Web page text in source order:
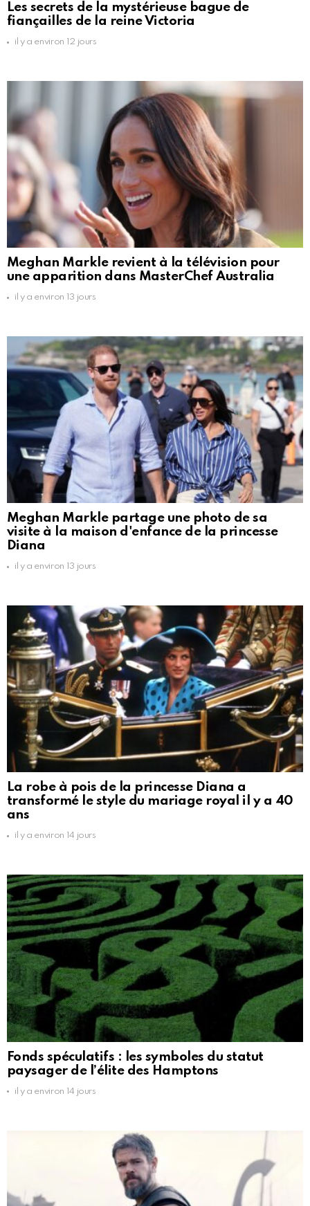
Les secrets de la mystérieuse bague de
fiançailles de la reine Victoria
il y a environ 12 jours
Meghan Markle revient à la télévision pour
une apparition dans MasterChef Australia
il y a environ 13 jours
Meghan Markle partage une photo de sa
visite à la maison d'enfance de la princesse
Diana
il y a environ 13 jours
La robe à pois de la princesse Diana a
transformé le style du mariage royal il y a 40
ans
il y a environ 14 jours
Fonds spéculatifs : les symboles du statut
paysager de l’élite des Hamptons
il y a environ 14 jours